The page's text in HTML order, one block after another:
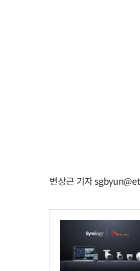
변상근 기자